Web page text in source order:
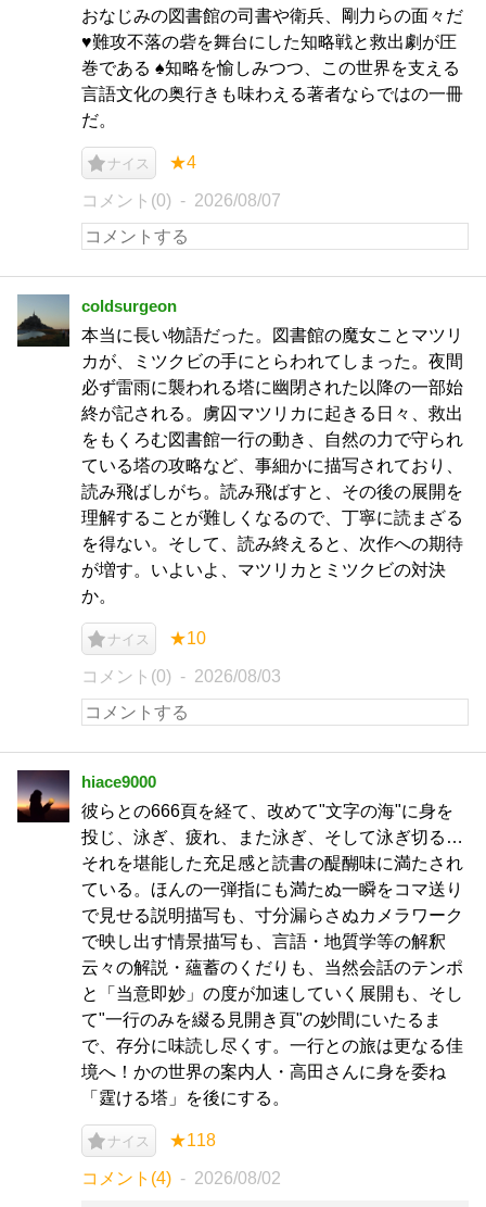
おなじみの図書館の司書や衛兵、剛力らの面々だ
♥難攻不落の砦を舞台にした知略戦と救出劇が圧
巻である ♠知略を愉しみつつ、この世界を支える
言語文化の奥行きも味わえる著者ならではの一冊
だ。
ナイス ★4
コメント(0) 2026/08/07
coldsurgeon
本当に長い物語だった。図書館の魔女ことマツリ
カが、ミツクビの手にとらわれてしまった。夜間
必ず雷雨に襲われる塔に幽閉された以降の一部始
終が記される。虜囚マツリカに起きる日々、救出
をもくろむ図書館一行の動き、自然の力で守られ
ている塔の攻略など、事細かに描写されており、
読み飛ばしがち。読み飛ばすと、その後の展開を
理解することが難しくなるので、丁寧に読まざる
を得ない。そして、読み終えると、次作への期待
が増す。いよいよ、マツリカとミツクビの対決
か。
ナイス ★10
コメント(0) 2026/08/03
hiace9000
彼らとの666頁を経て、改めて"文字の海"に身を
投じ、泳ぎ、疲れ、また泳ぎ、そして泳ぎ切る…
それを堪能した充足感と読書の醍醐味に満たされ
ている。ほんの一弾指にも満たぬ一瞬をコマ送り
で見せる説明描写も、寸分漏らさぬカメラワーク
で映し出す情景描写も、言語・地質学等の解釈
云々の解説・蘊蓄のくだりも、当然会話のテンポ
と「当意即妙」の度が加速していく展開も、そし
て"一行のみを綴る見開き頁"の妙間にいたるま
で、存分に味読し尽くす。一行との旅は更なる佳
境へ！かの世界の案内人・高田さんに身を委ね
「霆ける塔」を後にする。
ナイス ★118
コメント(4) 2026/08/02